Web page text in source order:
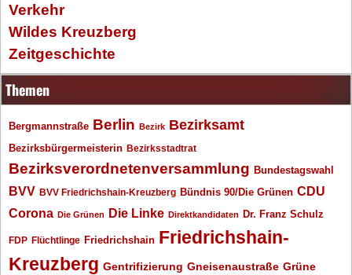
Verkehr
Wildes Kreuzberg
Zeitgeschichte
Themen
Bergmannstraße Berlin Bezirk Bezirksamt
Bezirksbürgermeisterin Bezirksstadtrat
Bezirksverordnetenversammlung Bundestagswahl
BVV BVV Friedrichshain-Kreuzberg Bündnis 90/Die Grünen CDU
Corona Die Grünen Die Linke Direktkandidaten Dr. Franz Schulz
FDP Flüchtlinge Friedrichshain Friedrichshain-
Kreuzberg Gentrifizierung Gneisenaustraße Grüne